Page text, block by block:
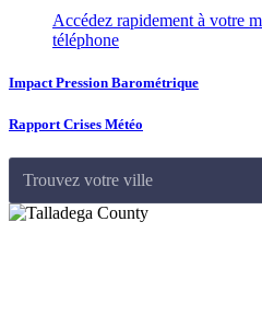
Accédez rapidement à votre
téléphone
Impact Pression Barométrique
Rapport Crises Météo
Trouvez votre ville